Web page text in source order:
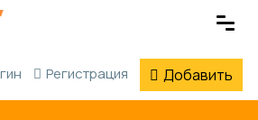
Регистрация Добавить